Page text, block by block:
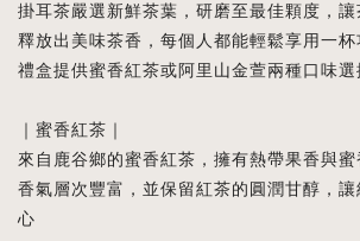
掛耳茶嚴選新鮮茶葉，研磨至最佳顆度，讓
釋放出美味茶香，每個人都能輕鬆享用一杯
禮盒提供蜜香紅茶或阿里山金萱兩種口味選
｜蜜香紅茶｜
來自鹿谷鄉的蜜香紅茶，擁有熱帶果香與
香氣層次豐富，並保留紅茶的圓潤甘醇，
心